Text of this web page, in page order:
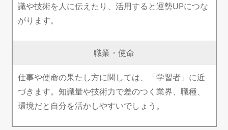
識や技術を人に伝えたり、活用すると運勢UPにつな
がります。
職業・使命
仕事や使命の果たし方に関しては、「学習者」に近
づきます。知識量や技術力で差のつく業界、職種、
環境だと自分を活かしやすいでしょう。